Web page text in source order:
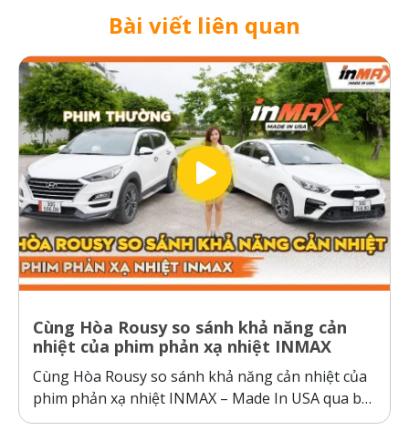
Bài viết liên quan
Cùng Hòa Rousy so sánh khả năng cản
nhiệt của phim phản xạ nhiệt INMAX
Cùng Hòa Rousy so sánh khả năng cản nhiệt của
phim phản xạ nhiệt INMAX – Made In USA qua bài
kiểm tra so sánh trực diện đầy thuyết phục.